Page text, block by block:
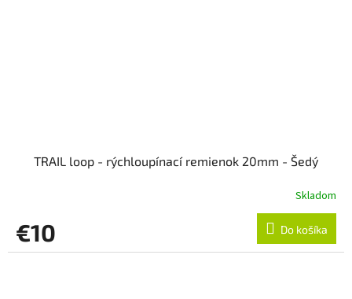
TRAIL loop - rýchloupínací remienok 20mm - Šedý
Skladom
€10 Do košíka